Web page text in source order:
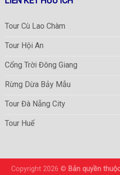
Tour Cù Lao Chàm
Tour Hội An
Cổng Trời Đông Giang
Rừng Dừa Bảy Mẫu
Tour Đà Nẵng City
Tour Huế
Copyright 2026 © Bản quyền